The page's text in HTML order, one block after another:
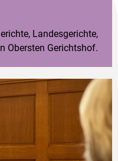
Landesgerichte,
Obersten Gerichtshof.